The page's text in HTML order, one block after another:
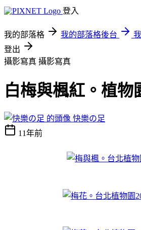
登入
我的部落格 我的部落格後台
登出
攝影寫真 攝影寫真
白梅與楓紅。植物
快樂の足
11年前